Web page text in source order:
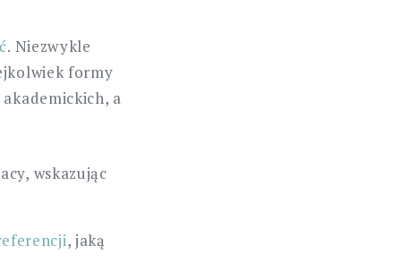
. Niezwykle
formy
a
wskazując
, jaką